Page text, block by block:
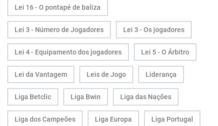
Lei 16 - O pontapé de baliza
Lei 3 - Número de Jogadores Lei 3 - Os jogadores
Lei 4 - Equipamento dos jogadores Lei 5 - O Árbitro
Lei da Vantagem Leis de Jogo Liderança
Liga Betclic Liga Bwin Liga das Nações
Liga dos Campeões Liga Europa Liga Portugal